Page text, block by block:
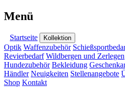
Menü
Startseite Kollektion
Optik Waffenzubehör
Revierbedarf Wildbergen und Zerlegen
Hundezubehör Bekleidung
Händler Neuigkeiten Stellenangebote
Shop Kontakt